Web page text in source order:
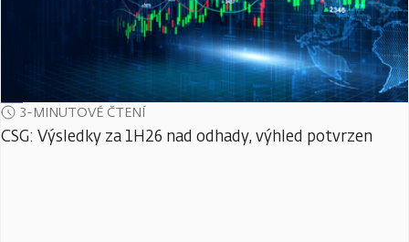
3-MINUTOVÉ ČTENÍ
CSG: Výsledky za 1H26 nad odhady, výhled potvrzen